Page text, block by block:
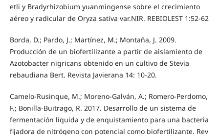
etli y Bradyrhizobium yuanmingense sobre el crecimiento
aéreo y radicular de Oryza sativa var.NIR. REBIOLEST 1:52-62
Borda, D.; Pardo, J.; Martínez, M.; Montaña, J. 2009.
Producción de un biofertilizante a partir de aislamiento de
Azotobacter nigricans obtenido en un cultivo de Stevia
rebaudiana Bert. Revista Javierana 14: 10-20.
Camelo-Rusinque, M.; Moreno-Galván, A.; Romero-Perdomo,
F.; Bonilla-Buitrago, R. 2017. Desarrollo de un sistema de
fermentación líquida y de enquistamiento para una bacteria
ﬁjadora de nitrógeno con potencial como biofertilizante. Rev